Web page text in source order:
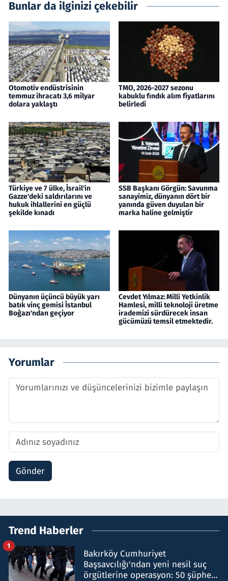
Bunlar da ilginizi çekebilir
Otomotiv endüstrisinin
temmuz ihracatı 3,6 milyar
dolara yaklaştı
TMO, 2026-2027 sezonu
kabuklu fındık alım fiyatlarını
belirledi
Türkiye ve 7 ülke, İsrail'in
Gazze'deki saldırılarını ve
hukuk ihlallerini en güçlü
şekilde kınadı
SSB Başkanı Görgün: Savunma
sanayimiz, dünyanın dört bir
yanında güven duyulan bir
marka haline gelmiştir
Dünyanın üçüncü büyük yarı
batık vinç gemisi İstanbul
Boğazı'ndan geçiyor
Cevdet Yılmaz: Milli Yetkinlik
Hamlesi, milli teknoloji üretme
irademizi sürdürecek insan
gücümüzü temsil etmektedir.
Yorumlar
Gönder
Trend Haberler
Bakırköy Cumhuriyet
Başsavcılığı'ndan yeni nesil suç
örgütlerine operasyon: 50 şüpheli
1